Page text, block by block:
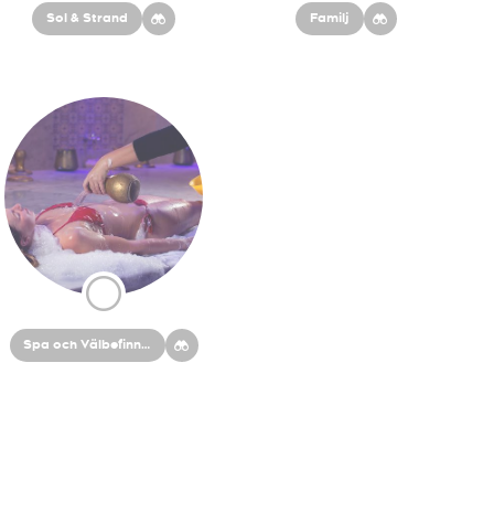
Sol & Strand Familj
Spa och Välbefinnande